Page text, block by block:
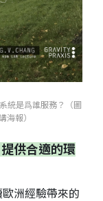
統是爲誰服務？（圖
海報）
供合適的環
洲經驗帶來的